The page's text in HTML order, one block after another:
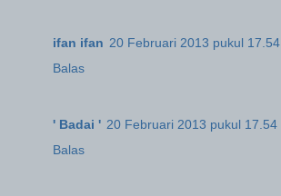
ifan ifan 20 Februari 2013 pukul 17.54
Balas
' Badai ' 20 Februari 2013 pukul 17.54
Balas